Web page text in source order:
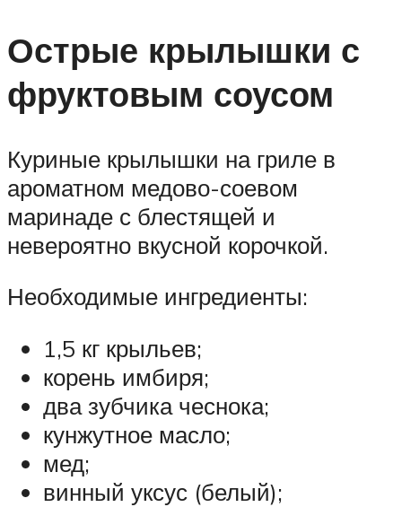
Острые крылышки с
фруктовым соусом
Куриные крылышки на гриле в
ароматном медово-соевом
маринаде с блестящей и
невероятно вкусной корочкой.
Необходимые ингредиенты:
1,5 кг крыльев;
корень имбиря;
два зубчика чеснока;
кунжутное масло;
мед;
винный уксус (белый);